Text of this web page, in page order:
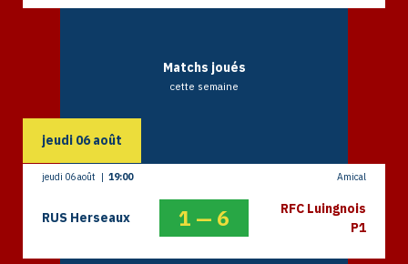
Matchs joués
cette semaine
jeudi 06 août
jeudi 06 août | 19:00 Amical
RUS Herseaux 1 — 6
RFC Luingnois
P1